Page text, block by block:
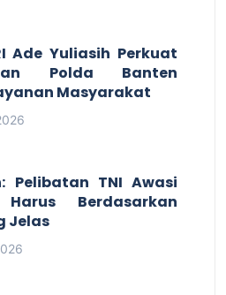
Ade Yuliasih Perkuat
Polda Banten
Masyarakat
Pelibatan TNI Awasi
Berdasarkan
Jelas